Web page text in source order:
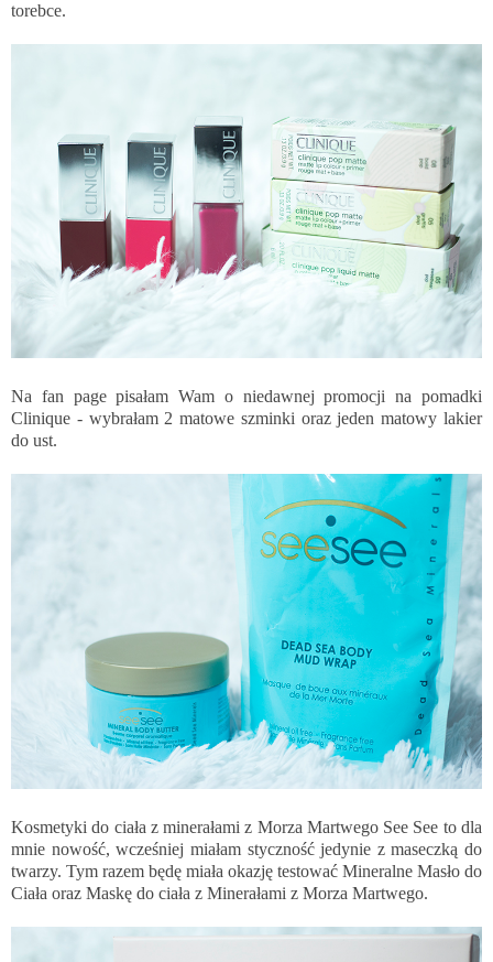
torebce.
Na fan page pisałam Wam o niedawnej promocji na pomadki
Clinique - wybrałam 2 matowe szminki oraz jeden matowy lakier
do ust.
Kosmetyki do ciała z minerałami z Morza Martwego See See to dla
mnie nowość, wcześniej miałam styczność jedynie z maseczką do
twarzy. Tym razem będę miała okazję testować Mineralne Masło do
Ciała oraz Maskę do ciała z Minerałami z Morza Martwego.